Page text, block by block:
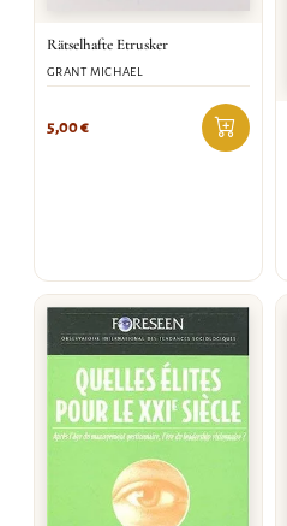
Rätselhafte Etrusker
GRANT MICHAEL
5,00€